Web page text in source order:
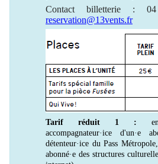
Contact billetterie :
reservation@13vents.fr
Tarif réduit 1 :
accompagnateur·ice d'un·e
détenteur·ice du Pass
abonné·e des structures